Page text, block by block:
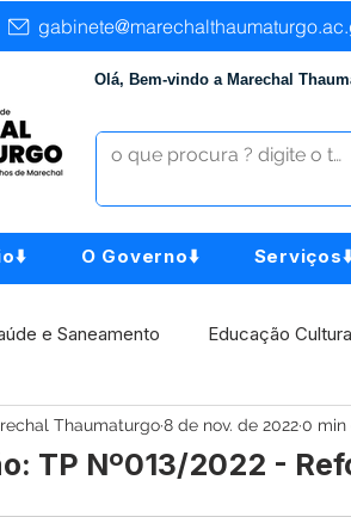
Olá, Bem-vindo a Marechal
O Governo⬇️
e Saneamento Educação
Assistência Social
TP Nº013/2022 -
Thaumaturgo8 de nov. de 20220 min